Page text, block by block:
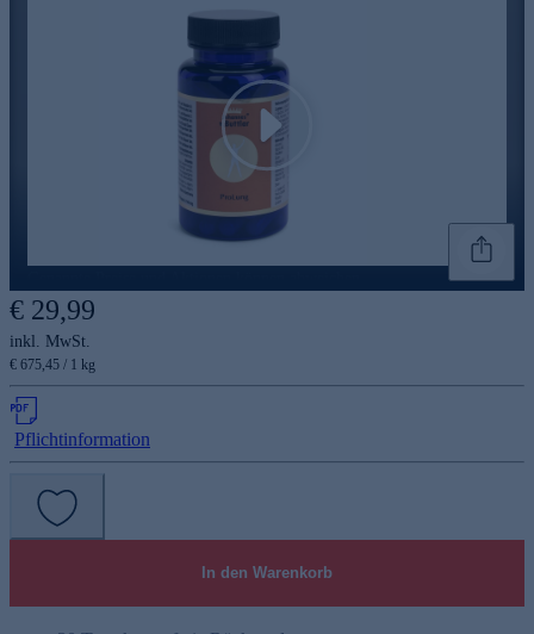
Play
€ 29,99
inkl. MwSt.
€ 675,45 / 1 kg
Pflichtinformation
In den Warenkorb